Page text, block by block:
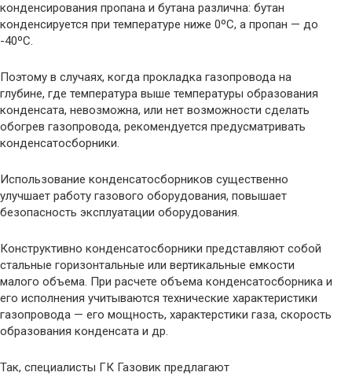
конденсирования пропана и бутана различна: бутан
конденсируется при температуре ниже 0ºС, а пропан — до
-40ºС.
Поэтому в случаях, когда прокладка газопровода на
глубине, где температура выше температуры образования
конденсата, невозможна, или нет возможности сделать
обогрев газопровода, рекомендуется предусматривать
конденсатосборники.
Использование конденсатосборников существенно
улучшает работу газового оборудования, повышает
безопасность эксплуатации оборудования.
Конструктивно конденсатосборники представляют собой
стальные горизонтальные или вертикальные емкости
малого объема. При расчете объема конденсатосборника и
его исполнения учитываются технические характеристики
газопровода — его мощность, характерстики газа, скорость
образования конденсата и др.
Так, специалисты ГК Газовик предлагают